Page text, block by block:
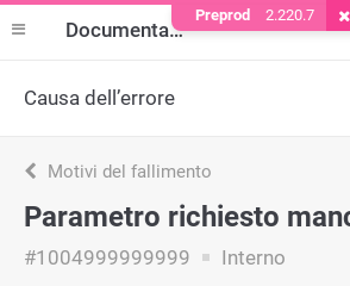
Documentazione
Causa dell’errore
Motivi del fallimento
Parametro richiesto
#1004999999999 Interno
Preprod 2.220.7